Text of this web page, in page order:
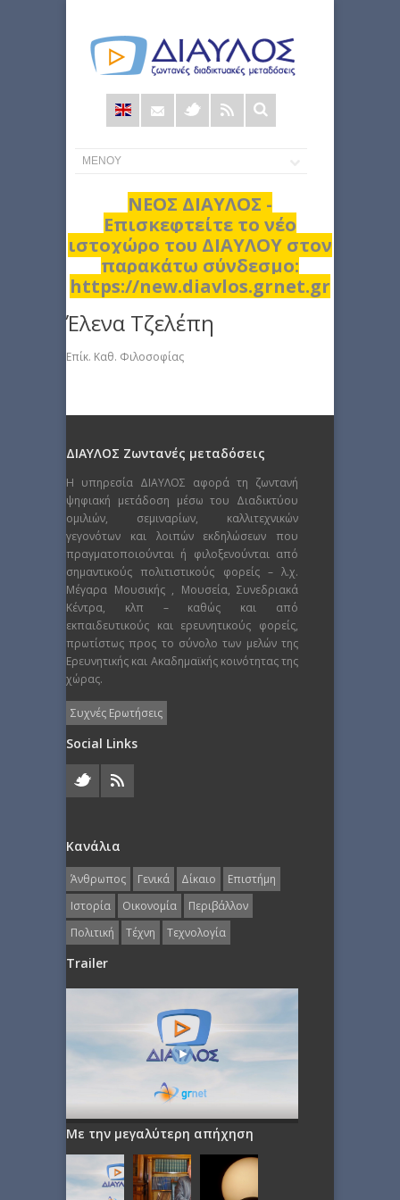
Φόρμα
αναζήτησης
ΝΕΟΣ ΔΙΑΥΛΟΣ -
Επισκεφτείτε το νέο
ιστοχώρο του ΔΙΑΥΛΟΥ στον
παρακάτω σύνδεσμο:
https://new.diavlos.grnet.gr
Έλενα Τζελέπη
Επίκ. Καθ. Φιλοσοφίας
ΔΙΑΥΛΟΣ Ζωντανές μεταδόσεις
Η υπηρεσία ΔΙΑΥΛΟΣ αφορά τη ζωντανή
ψηφιακή μετάδοση μέσω του Διαδικτύου
ομιλιών, σεμιναρίων, καλλιτεχνικών
γεγονότων και λοιπών εκδηλώσεων που
πραγματοποιούνται ή φιλοξενούνται από
σημαντικούς πολιτιστικούς φορείς – λ.χ.
Μέγαρα Μουσικής , Μουσεία, Συνεδριακά
Κέντρα, κλπ – καθώς και από
εκπαιδευτικούς και ερευνητικούς φορείς,
πρωτίστως προς το σύνολο των μελών της
Ερευνητικής και Ακαδημαϊκής κοινότητας της
χώρας.
Συχνές Ερωτήσεις
Social Links
Κανάλια
Άνθρωπος Γενικά Δίκαιο
Επιστήμη
Ιστορία
Οικονομία
Περιβάλλον
Πολιτική
Τέχνη Τεχνολογία
Trailer
Με την μεγαλύτερη απήχηση